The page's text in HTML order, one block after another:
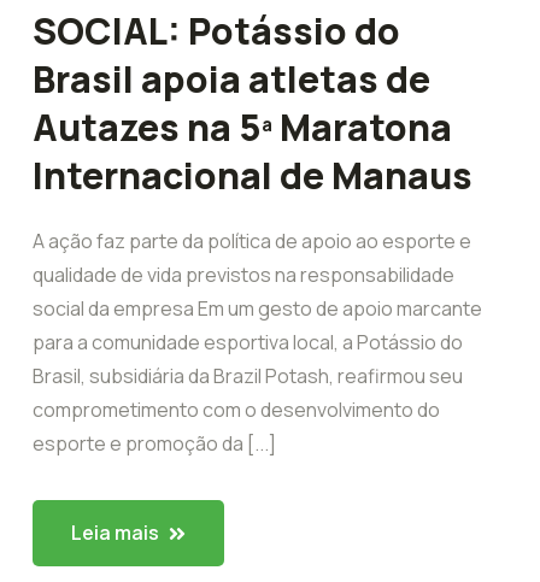
SOCIAL: Potássio do
Brasil apoia atletas de
Autazes na 5ª Maratona
Internacional de Manaus
A ação faz parte da política de apoio ao esporte e
qualidade de vida previstos na responsabilidade
social da empresa Em um gesto de apoio marcante
para a comunidade esportiva local, a Potássio do
Brasil, subsidiária da Brazil Potash, reafirmou seu
comprometimento com o desenvolvimento do
esporte e promoção da [...]
Leia mais